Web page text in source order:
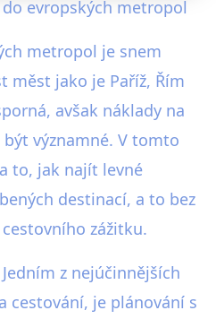
Metropol
Vojtěch Štěpánek
evropských metropol
metropol je snem
měst jako je Paříž, Řím
avšak náklady na
významné. V tomto
to, jak najít levné
destinací, a to bez
zážitku.
z nejúčinnějších
cestování, je plánování s